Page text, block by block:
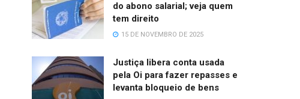
do abono salarial; veja quem
tem direito
15 DE NOVEMBRO DE 2025
Justiça libera conta usada
pela Oi para fazer repasses e
levanta bloqueio de bens